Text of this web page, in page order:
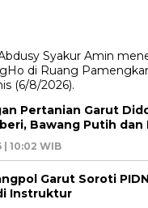
Pertanian Garut
Bawang Putih dan
10:02 WIB
Garut Soroti
Instruktur